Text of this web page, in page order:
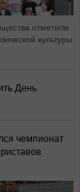
отметили
культуры
День
чемпионат